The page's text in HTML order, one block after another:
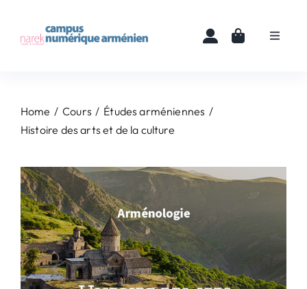
content
Toggle
Cours
Actualités
À propos
Home Cours
Études arméniennes
Histoire des arts et de la culture